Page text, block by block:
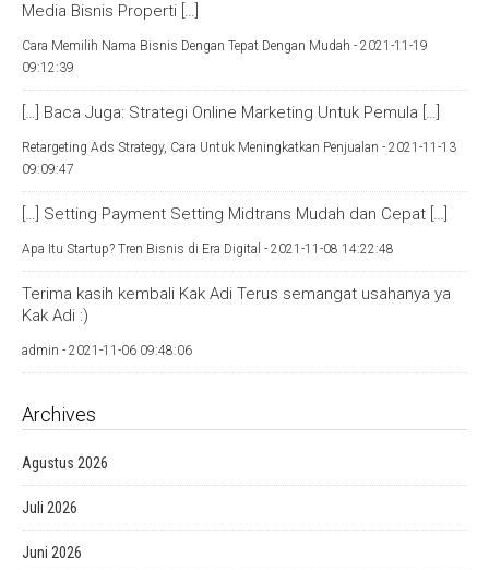
Media Bisnis Properti […]
Cara Memilih Nama Bisnis Dengan Tepat Dengan Mudah - 2021-11-19
09:12:39
[…] Baca Juga: Strategi Online Marketing Untuk Pemula […]
Retargeting Ads Strategy, Cara Untuk Meningkatkan Penjualan - 2021-11-13
09:09:47
[…] Setting Payment Setting Midtrans Mudah dan Cepat […]
Apa Itu Startup? Tren Bisnis di Era Digital - 2021-11-08 14:22:48
Terima kasih kembali Kak Adi Terus semangat usahanya ya
Kak Adi :)
admin - 2021-11-06 09:48:06
Archives
Agustus 2026
Juli 2026
Juni 2026